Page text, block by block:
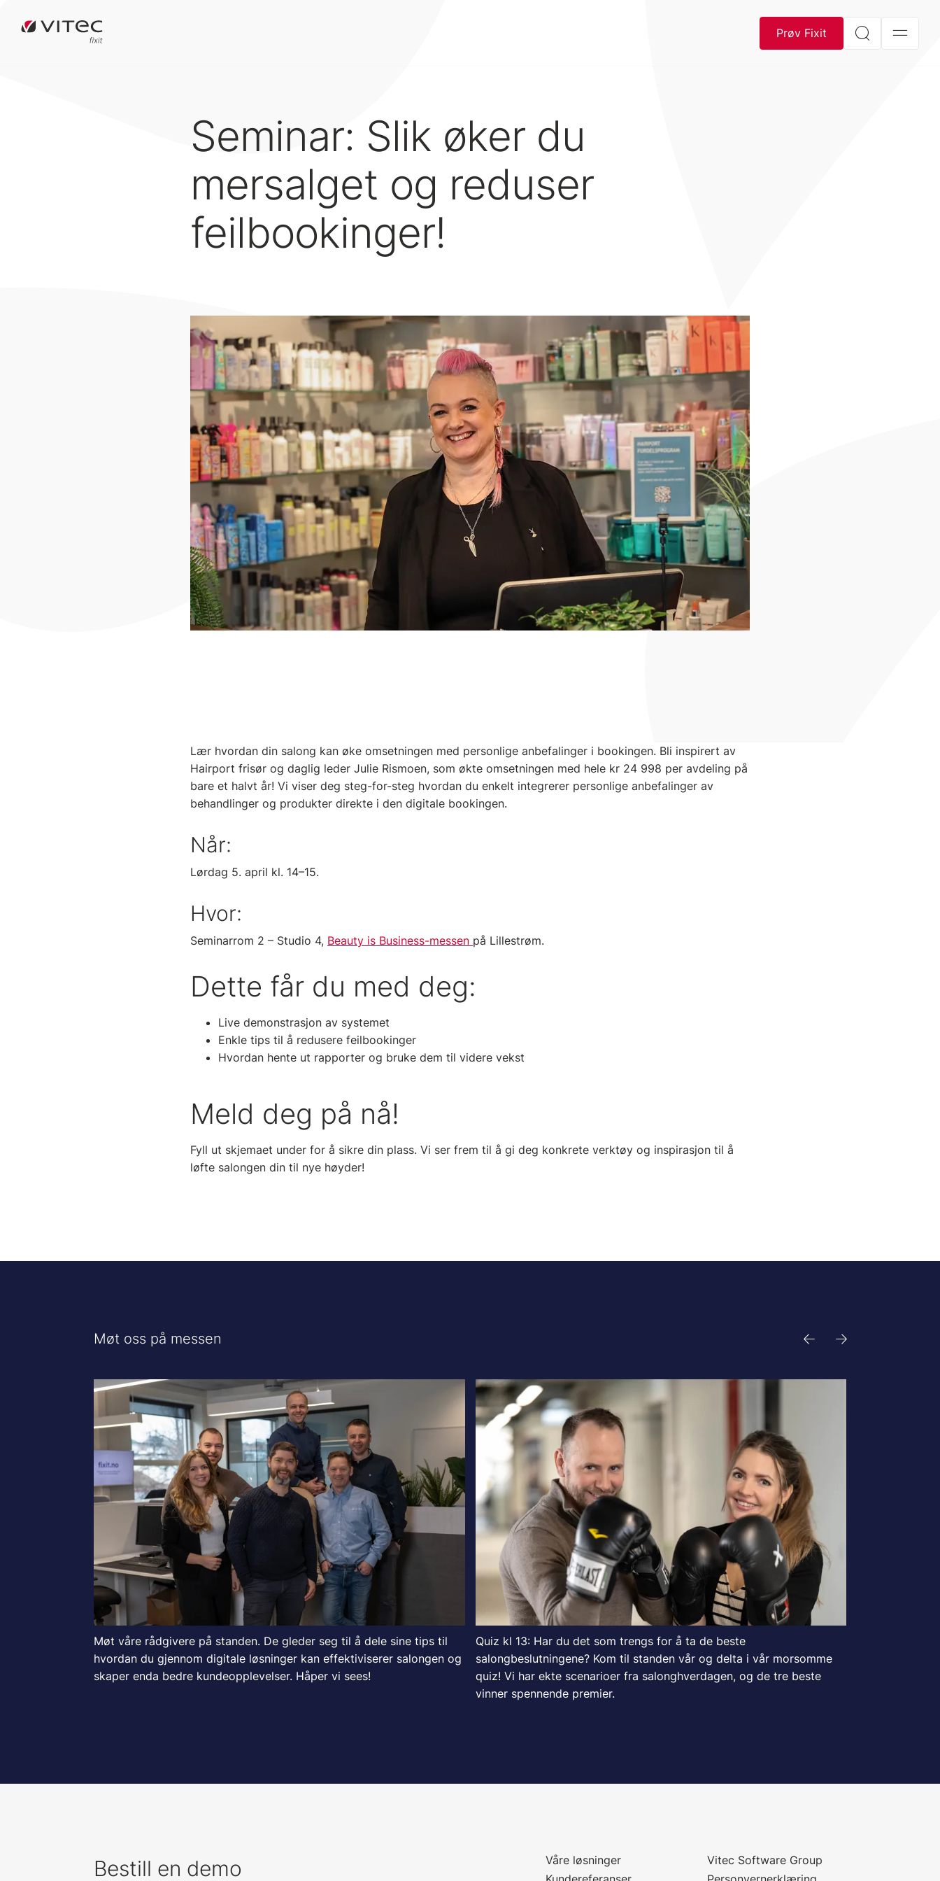
Prøv Fixit
Seminar: Slik øker du
mersalget og reduser
feilbookinger!
Lær hvordan din salong kan øke omsetningen med personlige anbefalinger i bookingen. Bli inspirert av
Hairport frisør og daglig leder Julie Rismoen, som økte omsetningen med hele kr 24 998 per avdeling på
bare et halvt år! Vi viser deg steg-for-steg hvordan du enkelt integrerer personlige anbefalinger av
behandlinger og produkter direkte i den digitale bookingen.
Når:
Lørdag 5. april kl. 14–15.
Hvor:
Seminarrom 2 – Studio 4, Beauty is Business-messen på Lillestrøm.
Dette får du med deg:
Live demonstrasjon av systemet
Enkle tips til å redusere feilbookinger
Hvordan hente ut rapporter og bruke dem til videre vekst
Meld deg på nå!
Fyll ut skjemaet under for å sikre din plass. Vi ser frem til å gi deg konkrete verktøy og inspirasjon til å
løfte salongen din til nye høyder!
Møt oss på messen
Møt våre rådgivere på standen. De gleder seg til å dele sine tips til
hvordan du gjennom digitale løsninger kan effektiviserer salongen og
skaper enda bedre kundeopplevelser. Håper vi sees!
Quiz kl 13: Har du det som trengs for å ta de beste
salongbeslutningene? Kom til standen vår og delta i vår morsomme
quiz! Vi har ekte scenarioer fra salonghverdagen, og de tre beste
vinner spennende premier.
Bestill en demo
Våre løsninger
Vitec Software Group